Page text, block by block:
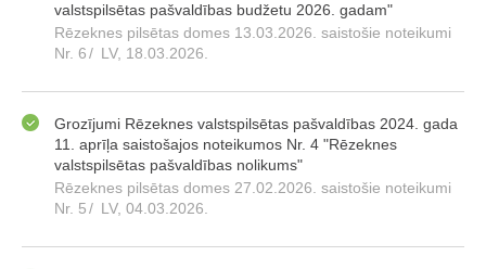
valstspilsētas pašvaldības budžetu 2026. gadam"
Rēzeknes pilsētas domes 13.03.2026. saistošie noteikumi
Nr. 6/ LV, 18.03.2026.
Grozījumi Rēzeknes valstspilsētas pašvaldības 2024. gada
11. aprīļa saistošajos noteikumos Nr. 4 "Rēzeknes
valstspilsētas pašvaldības nolikums"
Rēzeknes pilsētas domes 27.02.2026. saistošie noteikumi
Nr. 5/ LV, 04.03.2026.